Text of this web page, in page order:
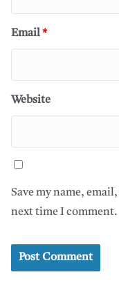
Email*
Website
Save my name,
next time I comment.